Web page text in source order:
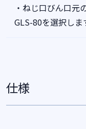
・ねじ口びん口元
GLS-80を選択しま
仕様